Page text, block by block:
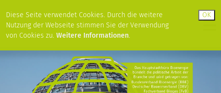
Diese Seite verwendet Cookies. Durch die weitere
Nutzung der Webseite stimmen Sie der Verwendung
von Cookies zu. Weitere Informationen.